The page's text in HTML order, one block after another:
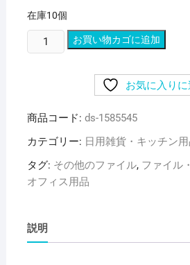
在庫10個
（ま
と
ト
ラ
AQUA
DROPs
リ
ヤ
お買い物カゴに追加
お気に入りに
商品コード: ds-1585545
カテゴリー: 日用雑貨・キッチン
タグ: その他のファイル, ファイル
オフィス用品
説明